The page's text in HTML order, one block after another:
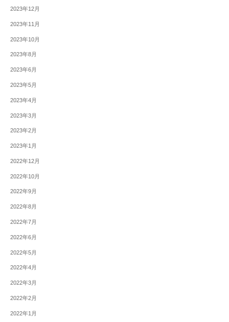
2023年12月
2023年11月
2023年10月
2023年8月
2023年6月
2023年5月
2023年4月
2023年3月
2023年2月
2023年1月
2022年12月
2022年10月
2022年9月
2022年8月
2022年7月
2022年6月
2022年5月
2022年4月
2022年3月
2022年2月
2022年1月